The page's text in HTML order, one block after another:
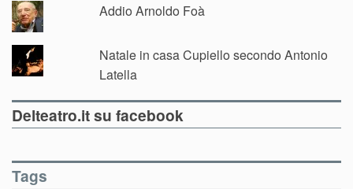
Addio Arnoldo Foà
Natale in casa Cupiello secondo Antonio
Latella
Delteatro.it su facebook
Tags